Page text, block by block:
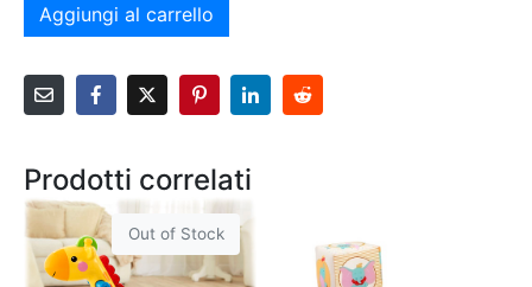
Aggiungi al carrello
Prodotti correlati
Out of Stock